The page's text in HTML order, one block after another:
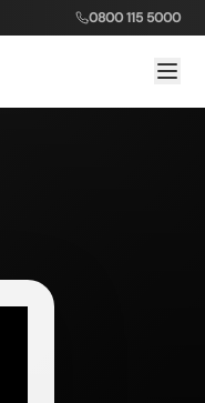
0800 115 5000